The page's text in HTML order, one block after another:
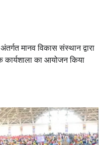
मानव विकास संस्थान द्वारा
का आयोजन किया